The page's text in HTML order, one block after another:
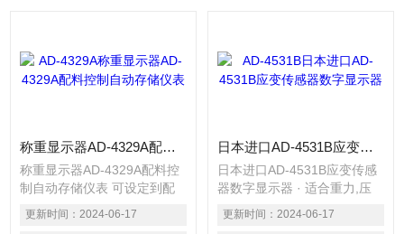
称重显示器AD-4329A配料控制自动存储仪表
称重显示器AD-4329A配料控
制自动存储仪表 可设定到配
料控制模式实现简单配料功能
自动或手动存储累计数据功能
更新时间： 2024-06-17
日本进口AD-4531B应变传感器数字显示器
日本进口AD-4531B应变传感
器数字显示器 · 适合重力,压
力,力矩,拉力或其他测量 · 可
无需实际负荷执行数字量程校
更新时间： 2024-06-17